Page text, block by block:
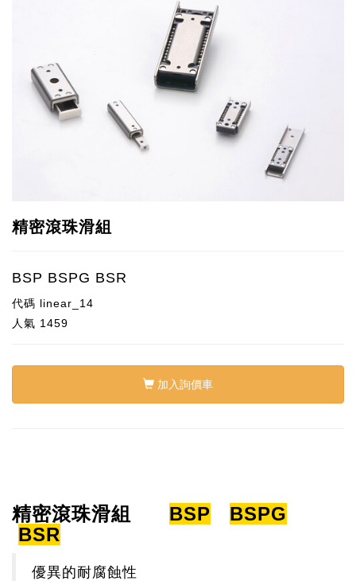
精密滾珠滑組
BSP BSPG BSR
代碼 linear_14
人氣 1459
加入詢價車
精密滾珠滑組 BSP
BSPG
BSR
優異的耐腐蝕性